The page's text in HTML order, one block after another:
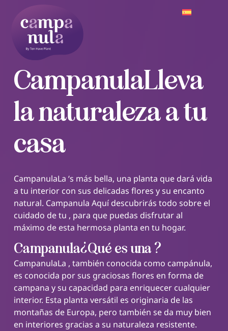
CampanulaLleva
la naturaleza a tu
casa
CampanulaLa ‘s más bella, una planta que dará vida
a tu interior con sus delicadas flores y su encanto
natural. Campanula Aquí descubrirás todo sobre el
cuidado de tu , para que puedas disfrutar al
máximo de esta hermosa planta en tu hogar.
Campanula¿Qué es una ?
CampanulaLa , también conocida como campánula,
es conocida por sus graciosas flores en forma de
campana y su capacidad para enriquecer cualquier
interior. Esta planta versátil es originaria de las
montañas de Europa, pero también se da muy bien
en interiores gracias a su naturaleza resistente.